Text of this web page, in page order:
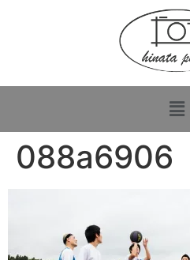
088a6906